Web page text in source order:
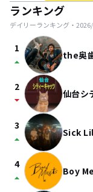
ランキング
デイリーランキング・
1
arrow_drop_up the奥
2
arrow_drop_down 仙台シ
3
arrow_drop_up Sick
4
arrow_drop_up Boy